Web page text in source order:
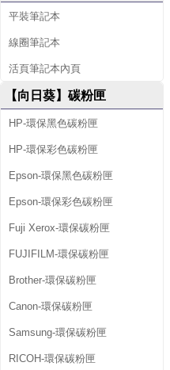
平裝筆記本
線圈筆記本
活頁筆記本內頁
【向日葵】碳粉匣
HP-環保黑色碳粉匣
HP-環保彩色碳粉匣
Epson-環保黑色碳粉匣
Epson-環保彩色碳粉匣
Fuji Xerox-環保碳粉匣
FUJIFILM-環保碳粉匣
Brother-環保碳粉匣
Canon-環保碳粉匣
Samsung-環保碳粉匣
RICOH-環保碳粉匣